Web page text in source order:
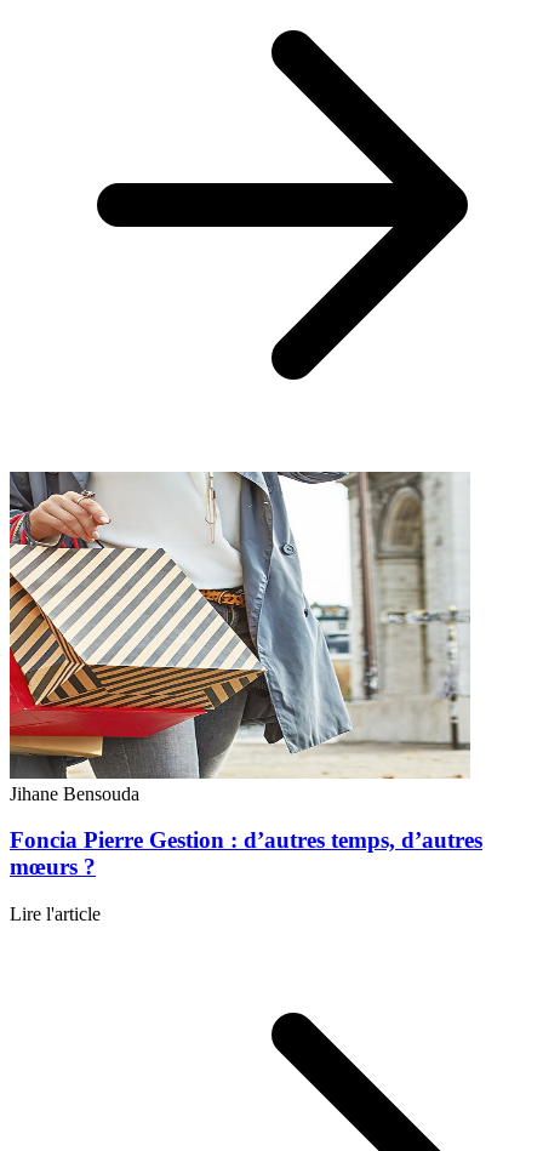
Jihane Bensouda
Foncia Pierre Gestion : d’autres temps, d’autres
mœurs ?
Lire l'article